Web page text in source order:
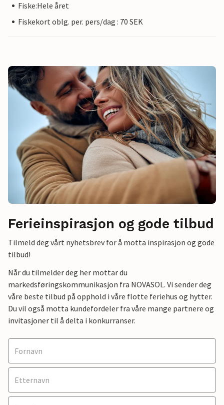
Fiske:Hele året
Fiskekort oblg. per. pers/dag : 70 SEK
Ferieinspirasjon og gode tilbud
Tilmeld deg vårt nyhetsbrev for å motta inspirasjon og gode
tilbud!
Når du tilmelder deg her mottar du
markedsføringskommunikasjon fra NOVASOL. Vi sender deg
våre beste tilbud på opphold i våre flotte feriehus og hytter.
Du vil også motta kundefordeler fra våre mange partnere og
invitasjoner til å delta i konkurranser.